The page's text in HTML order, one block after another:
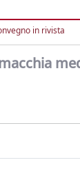
in rivista